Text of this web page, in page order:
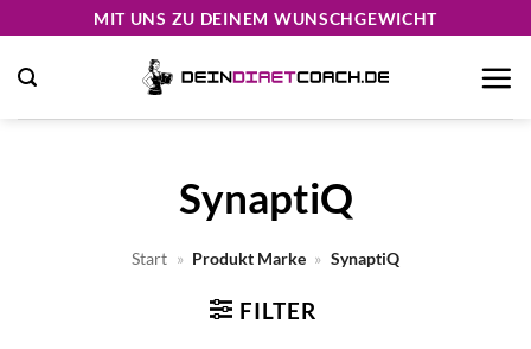
springen
MIT UNS ZU DEINEM WUNSCHGEWICHT
SynaptiQ
Start » Produkt Marke » SynaptiQ
FILTER